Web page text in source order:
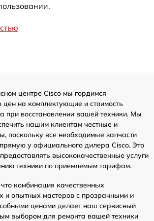
центре Cisco мы гордимся
цен на комплектующие и стоимость
при восстановлении вашей техники. Мы
нашим клиентам честные и
поскольку все необходимые запчасти
у официального дилера Cisco. Это
высококачественные услуги
техники по приемлемым тарифам.
комбинация качественных
и опытных мастеров с прозрачными и
ценами делает наш сервисный
выбором для ремонта вашей техники